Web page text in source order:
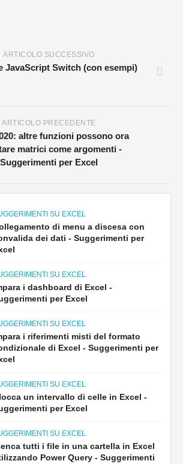
ARTICOLO SUCCESSIVO
JavaScript Switch (con esempi)
ARTICOLO PRECEDENTE
altre funzioni possono ora
matrici come argomenti -
Suggerimenti per Excel
SU EXCEL
di menu a discesa con
dei dati - Suggerimenti per
SU EXCEL
i dashboard di Excel -
per Excel
SU EXCEL
i riferimenti misti del formato
di Excel - Suggerimenti per
SU EXCEL
un intervallo di celle in Excel -
per Excel
SU EXCEL
tutti i file in una cartella in Excel
Power Query - Suggerimenti